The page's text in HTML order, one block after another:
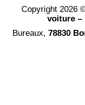
Copyright 2026
voiture –
Bureaux, 78830